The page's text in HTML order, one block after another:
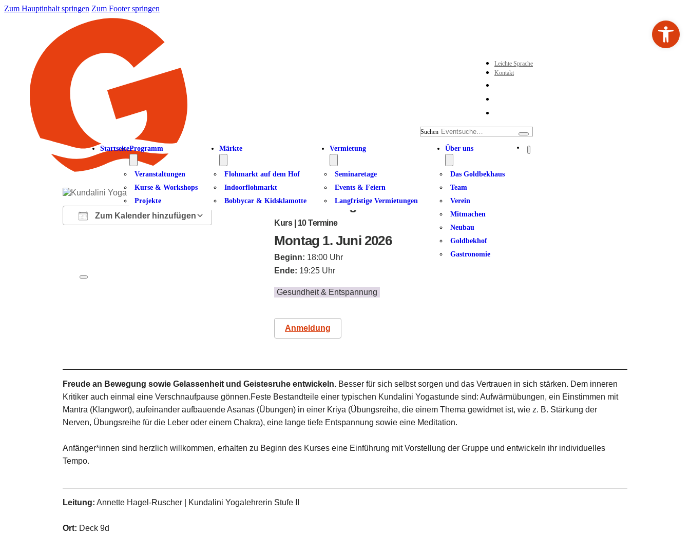
Zum Hauptinhalt springen Zum Footer springen
Leichte Sprache
Kontakt
Suchen
StartseiteProgramm
Veranstaltungen
Kurse & Workshops
Projekte
Märkte
Flohmarkt auf dem Hof
Indoorflohmarkt
Bobbycar & Kidsklamotte
Vermietung
Seminaretage
Events & Feiern
Langfristige Vermietungen
Über uns
Das Goldbekhaus
Team
Verein
Mitmachen
Neubau
Goldbekhof
Gastronomie
Zum Kalender hinzufügen
Kundalini Yoga I
Kurs | 10 Termine
Montag 1. Juni 2026
Beginn: 18:00 Uhr
Ende: 19:25 Uhr
Gesundheit & Entspannung
Anmeldung
Freude an Bewegung sowie Gelassenheit und Geistesruhe entwickeln. Besser für sich selbst sorgen und das Vertrauen in sich stärken. Dem inneren
Kritiker auch einmal eine Verschnaufpause gönnen.Feste Bestandteile einer typischen Kundalini Yogastunde sind: Aufwärmübungen, ein Einstimmen mit
Mantra (Klangwort), aufeinander aufbauende Asanas (Übungen) in einer Kriya (Übungsreihe, die einem Thema gewidmet ist, wie z. B. Stärkung der
Nerven, Übungsreihe für die Leber oder einem Chakra), eine lange tiefe Entspannung sowie eine Meditation.
Anfänger*innen sind herzlich willkommen, erhalten zu Beginn des Kurses eine Einführung mit Vorstellung der Gruppe und entwickeln ihr individuelles
Tempo.
Leitung: Annette Hagel-Ruscher | Kundalini Yogalehrerin Stufe II
Ort: Deck 9d